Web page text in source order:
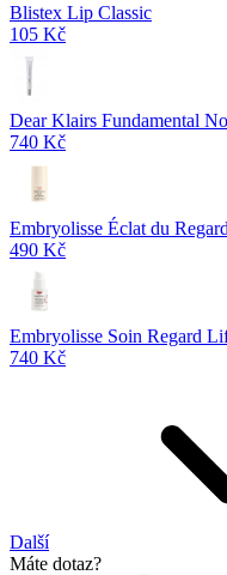
Blistex Lip Classic
105 Kč
Dear Klairs Fundamental
740 Kč
Embryolisse Éclat du
490 Kč
Embryolisse Soin Regard
740 Kč
Další
Máte dotaz?